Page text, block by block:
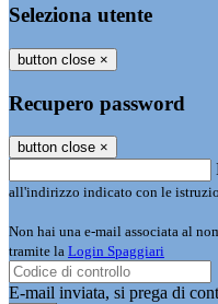
Seleziona utente
button close ×
Recupero password
button close ×
all'indirizzo indicato con le
Non hai una e-mail associata al
tramite la Login Spaggiari
E-mail inviata, si prega di